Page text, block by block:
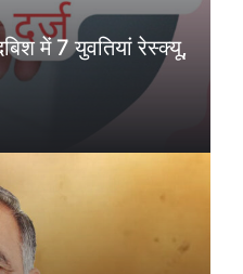
में 7 युवतियां रेस्क्यू,